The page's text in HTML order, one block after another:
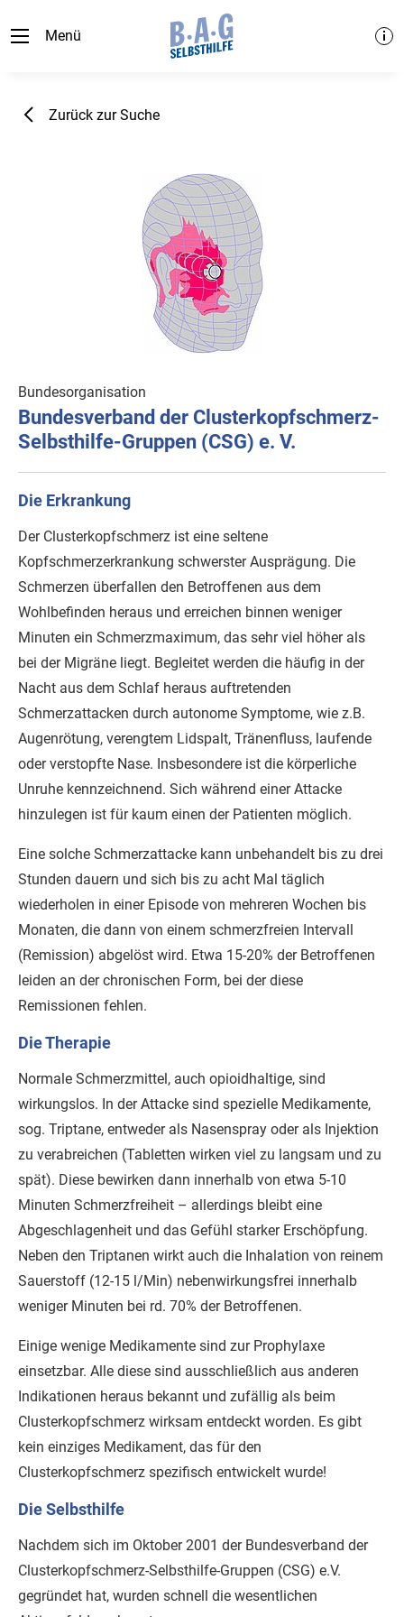
Menü
Zurück zur Suche
Bundesorganisation
Bundesverband der Clusterkopfschmerz-
Selbsthilfe-Gruppen (CSG) e. V.
Die Erkrankung
Der Clusterkopfschmerz ist eine seltene
Kopfschmerzerkrankung schwerster Ausprägung. Die
Schmerzen überfallen den Betroffenen aus dem
Wohlbefinden heraus und erreichen binnen weniger
Minuten ein Schmerzmaximum, das sehr viel höher als
bei der Migräne liegt. Begleitet werden die häufig in der
Nacht aus dem Schlaf heraus auftretenden
Schmerzattacken durch autonome Symptome, wie z.B.
Augenrötung, verengtem Lidspalt, Tränenfluss, laufende
oder verstopfte Nase. Insbesondere ist die körperliche
Unruhe kennzeichnend. Sich während einer Attacke
hinzulegen ist für kaum einen der Patienten möglich.
Eine solche Schmerzattacke kann unbehandelt bis zu drei
Stunden dauern und sich bis zu acht Mal täglich
wiederholen in einer Episode von mehreren Wochen bis
Monaten, die dann von einem schmerzfreien Intervall
(Remission) abgelöst wird. Etwa 15-20% der Betroffenen
leiden an der chronischen Form, bei der diese
Remissionen fehlen.
Die Therapie
Normale Schmerzmittel, auch opioidhaltige, sind
wirkungslos. In der Attacke sind spezielle Medikamente,
sog. Triptane, entweder als Nasenspray oder als Injektion
zu verabreichen (Tabletten wirken viel zu langsam und zu
spät). Diese bewirken dann innerhalb von etwa 5-10
Minuten Schmerzfreiheit – allerdings bleibt eine
Abgeschlagenheit und das Gefühl starker Erschöpfung.
Neben den Triptanen wirkt auch die Inhalation von reinem
Sauerstoff (12-15 l/Min) nebenwirkungsfrei innerhalb
weniger Minuten bei rd. 70% der Betroffenen.
Einige wenige Medikamente sind zur Prophylaxe
einsetzbar. Alle diese sind ausschließlich aus anderen
Indikationen heraus bekannt und zufällig als beim
Clusterkopfschmerz wirksam entdeckt worden. Es gibt
kein einziges Medikament, das für den
Clusterkopfschmerz spezifisch entwickelt wurde!
Die Selbsthilfe
Nachdem sich im Oktober 2001 der Bundesverband der
Clusterkopfschmerz-Selbsthilfe-Gruppen (CSG) e.V.
gegründet hat, wurden schnell die wesentlichen